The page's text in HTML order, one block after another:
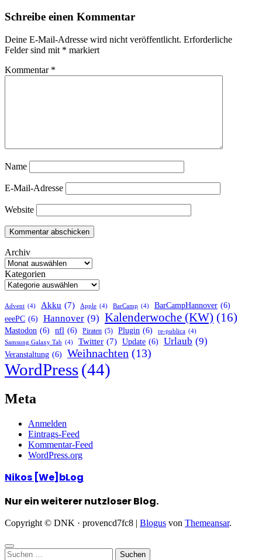
Schreibe einen Kommentar
Deine E-Mail-Adresse wird nicht veröffentlicht. Erforderliche
Felder sind mit * markiert
Kommentar *
Name
E-Mail-Adresse
Website
Archiv
Kategorien
Advent (4) Akku (7) Apple (4) BarCamp (4) BarCampHannover (6)
eeePC (6) Hannover (9) Kalenderwoche (KW) (16)
Mastodon (6) nfl (6) Piraten (5) Plugin (6) re-publica (4)
Samsung Galaxy Tab (4) Twitter (7) Update (6) Urlaub (9)
Veranstaltung (6) Weihnachten (13)
WordPress(44)
Meta
Anmelden
Eintrags-Feed
Kommentar-Feed
WordPress.org
Nikos [We]bLog
Nur ein weiterer nutzloser Blog.
Copyright © DNK · provencd7fc8 | Blogus von Themeansar.
Suchen